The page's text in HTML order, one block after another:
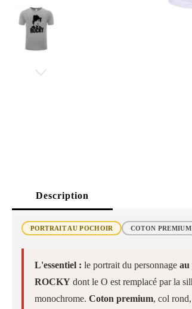
Description
PORTRAIT AU POCHOIR COTON PREMIUM
L'essentiel : le portrait du personnage au
ROCKYdont le O est remplacé par la
monochrome. Coton premium, col